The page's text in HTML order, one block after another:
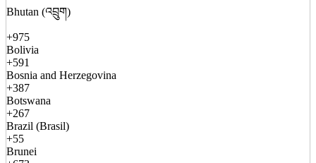
Bhutan (འབྲུག)
+975
Bolivia
+591
Bosnia and Herzegovina
+387
Botswana
+267
Brazil (Brasil)
+55
Brunei